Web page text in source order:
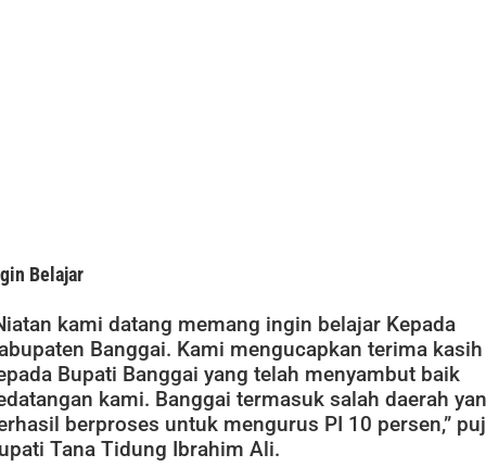
Belajar
kami datang memang ingin belajar Kepada
Banggai. Kami mengucapkan terima kasih
Bupati Banggai yang telah menyambut baik
kami. Banggai termasuk salah daerah
berproses untuk mengurus PI 10 persen,”
Tana Tidung Ibrahim Ali.